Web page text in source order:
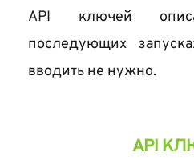
API ключей
последующих
вводить не нужно.
API